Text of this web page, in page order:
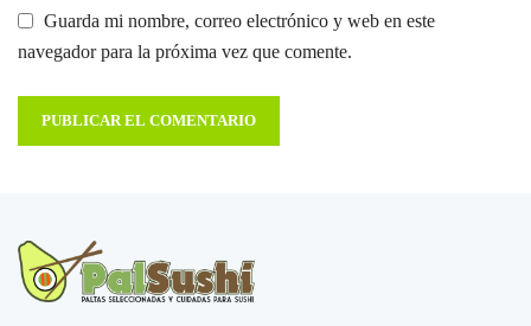
Guarda mi nombre, correo electrónico y web en este
navegador para la próxima vez que comente.